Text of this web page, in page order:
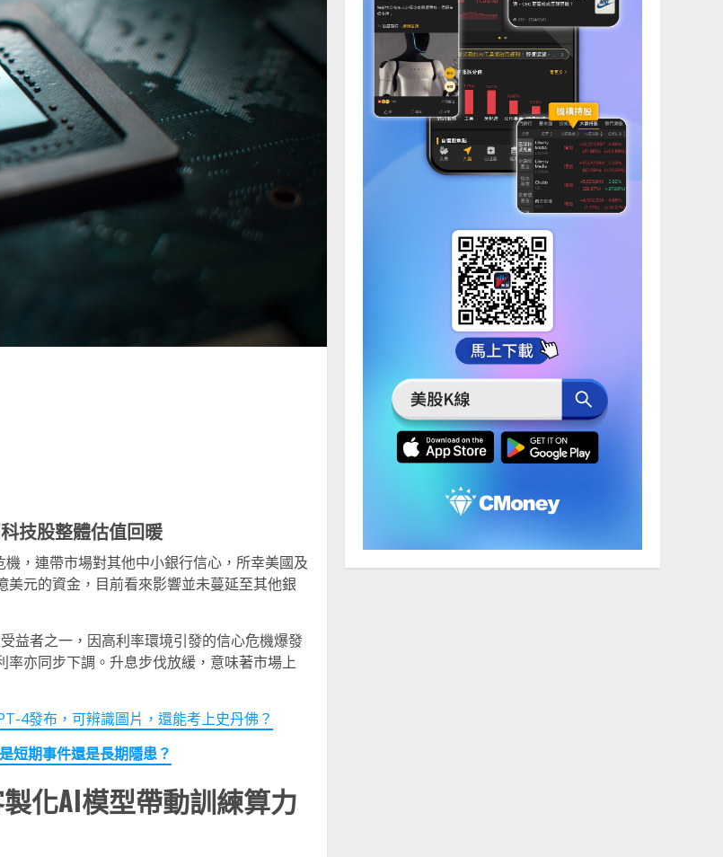
技股整體估值回暖
，連帶市場對其他中小銀行信心，所幸美國及
元的資金，目前看來影響並未蔓延至其他銀
益者之一，因高利率環境引發的信心危機爆發
亦同步下調。升息步伐放緩，意味著市場上
4發布，可辨識圖片，還能考上史丹佛？
短期事件還是長期隱患？
化AI模型帶動訓練算力